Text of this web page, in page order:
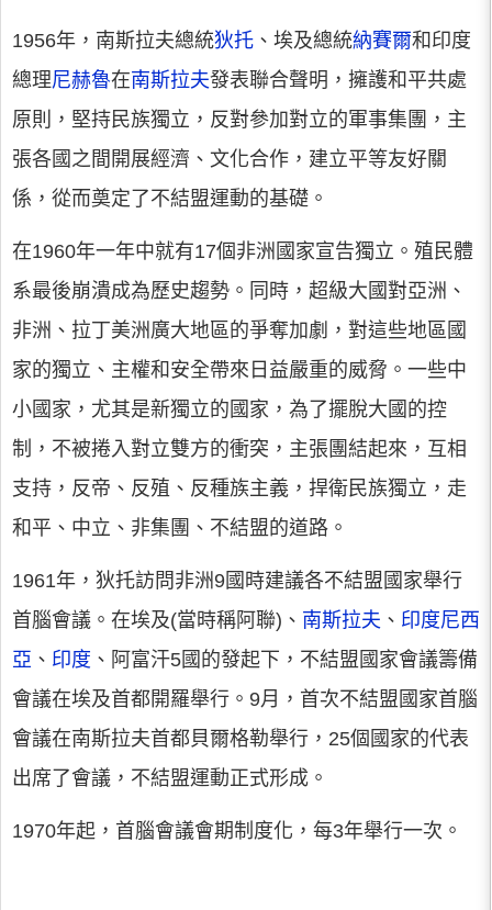
1956年，南斯拉夫總統狄托 、埃及總統納賽爾和印度
總理尼赫魯在南斯拉夫發表聯合聲明，擁護和平共處
原則，堅持民族獨立，反對參加對立的軍事集團，主
張各國之間開展經濟、文化合作，建立平等友好關
係，從而奠定了不結盟運動的基礎。
在1960年一年中就有17個非洲國家宣告獨立。殖民體
系最後崩潰成為歷史趨勢。同時，超級大國對亞洲、
非洲、拉丁美洲廣大地區的爭奪加劇，對這些地區國
家的獨立、主權和安全帶來日益嚴重的威脅。一些中
小國家，尤其是新獨立的國家，為了擺脫大國的控
制，不被捲入對立雙方的衝突，主張團結起來，互相
支持，反帝、反殖、反種族主義，捍衛民族獨立，走
和平、中立、非集團、不結盟的道路。
1961年，狄托訪問非洲9國時建議各不結盟國家舉行
首腦會議。在埃及(當時稱阿聯)、 南斯拉夫 、 印度尼西
亞 、 印度 、阿富汗5國的發起下，不結盟國家會議籌備
會議在埃及首都開羅舉行。9月，首次不結盟國家首腦
會議在南斯拉夫首都貝爾格勒舉行，25個國家的代表
出席了會議，不結盟運動正式形成。
1970年起，首腦會議會期制度化，每3年舉行一次。